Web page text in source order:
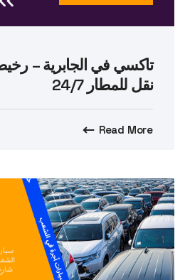
تاكسي في الجابرية –
نقل للمطار 24/7
Read More